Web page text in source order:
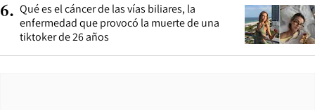
6. Qué es el cáncer de las vías biliares, la
enfermedad que provocó la muerte de una
tiktoker de 26 años